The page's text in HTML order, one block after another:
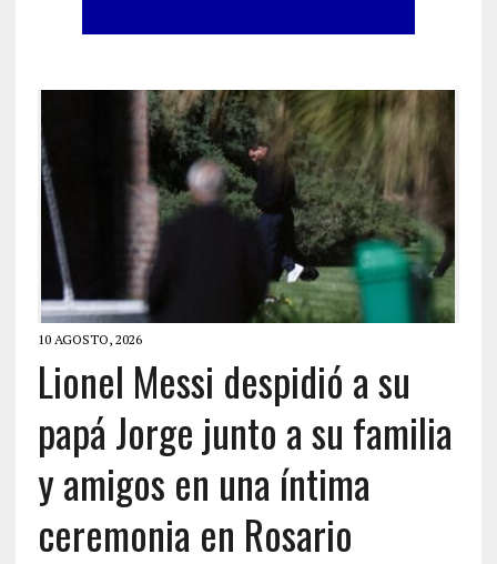
10 AGOSTO, 2026
Lionel Messi despidió a su
papá Jorge junto a su familia
y amigos en una íntima
ceremonia en Rosario